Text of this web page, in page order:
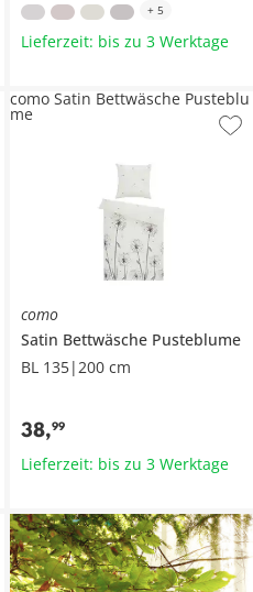
+ 5
Lieferzeit: bis zu 3 Werktage
Floral Waves
como
Satin Bettwäsche Pusteblume
BL 135|200 cm
38,99
como Satin Bettwäsche Pusteblu
me
Lieferzeit: bis zu 3 Werktage